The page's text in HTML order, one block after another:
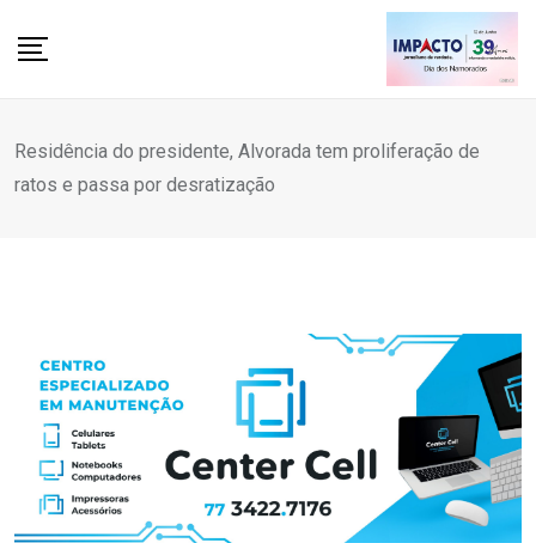
Residência do presidente, Alvorada tem proliferação de
ratos e passa por desratização